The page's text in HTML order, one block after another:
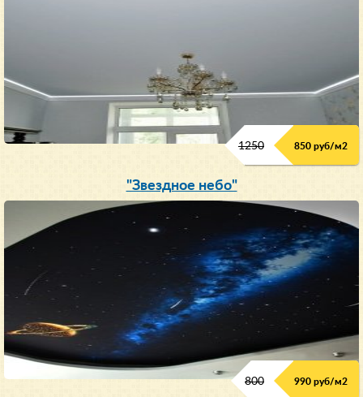
1250 850 руб/м2
"Звездное небо"
800 990 руб/м2